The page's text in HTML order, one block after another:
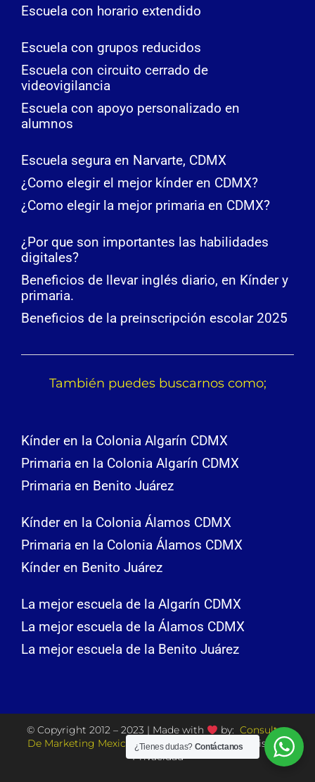
Escuela con horario extendido
Escuela con grupos reducidos
Escuela con circuito cerrado de
videovigilancia
Escuela con apoyo personalizado en
alumnos
Escuela segura en Narvarte, CDMX
¿Como elegir el mejor kínder en CDMX?
¿Como elegir la mejor primaria en CDMX?
¿Por que son importantes las habilidades
digitales?
Beneficios de llevar inglés diario, en Kínder y
primaria.
Beneficios de la preinscripción escolar 2025
También puedes buscarnos como;
Kínder en la Colonia Algarín CDMX
Primaria en la Colonia Algarín CDMX
Primaria en Benito Juárez
Kínder en la Colonia Álamos CDMX
Primaria en la Colonia Álamos CDMX
Kínder en Benito Juárez
La mejor escuela de la Algarín CDMX
La mejor escuela de la Álamos CDMX
La mejor escuela de la Benito Juárez
© Copyright 2012 – 2023 | Made with by: Consultor
De Marketing Mexico
| All Rights Reserved | Aviso de
Privacidad
¿Tienes dudas? Contáctanos